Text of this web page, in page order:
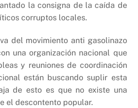
la consigna de la caída de
corruptos locales.
del movimiento anti gasolinazo
una organización nacional que
y reuniones de coordinación
están buscando suplir esta
de esto es que no existe una
el descontento popular.